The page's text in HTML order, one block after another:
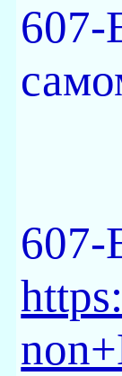
607-
607-